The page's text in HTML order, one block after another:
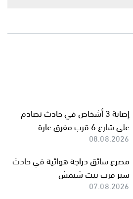
إصابة 3 أشخاص في حادث تصادم
على شارع 6 قرب مفرق عارة
08.08.2026
مصرع سائق دراجة هوائية في حادث
سير قرب بيت شيمش
07.08.2026